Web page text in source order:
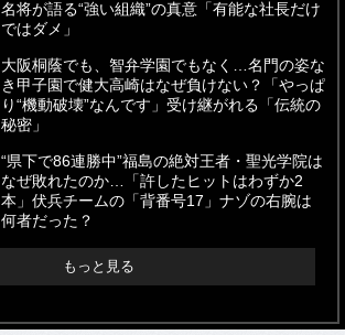
名将が語る“強い組織”の真意「有能な社長だけ
ではダメ」
大阪桐蔭でも、智弁学園でもなく…名門の姿な
き甲子園で健大高崎はなぜ負けない？「やっぱ
り“機動破壊”なんです」受け継がれる「伝統の
秘密」
“県下で86連勝中”福島の絶対王者・聖光学院は
なぜ敗れたのか…「許したヒットはわずか2
本」伏兵チームの「背番号17」ナゾの右腕は
何者だった？
もっと見る